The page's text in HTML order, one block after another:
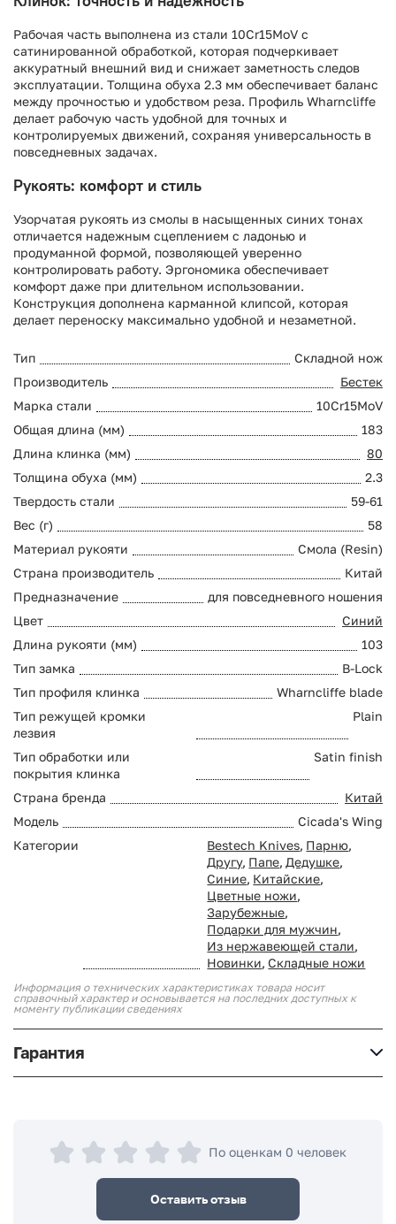
Рабочая часть выполнена из стали 10Cr15MoV с
сатинированной обработкой, которая подчеркивает
аккуратный внешний вид и снижает заметность следов
эксплуатации. Толщина обуха 2.3 мм обеспечивает баланс
между прочностью и удобством реза. Профиль Wharncliffe
делает рабочую часть удобной для точных и
контролируемых движений, сохраняя универсальность в
повседневных задачах.
Рукоять: комфорт и стиль
Узорчатая рукоять из смолы в насыщенных синих тонах
отличается надежным сцеплением с ладонью и
продуманной формой, позволяющей уверенно
контролировать работу. Эргономика обеспечивает
комфорт даже при длительном использовании.
Конструкция дополнена карманной клипсой, которая
делает переноску максимально удобной и незаметной.
Тип
Складной нож
Производитель
Бестек
Марка стали
10Cr15MoV
Общая длина (мм)
183
Длина клинка (мм)
80
Толщина обуха (мм)
2.3
Твердость стали
59-61
Вес (г)
58
Материал рукояти
Смола (Resin)
Страна производитель
Китай
Предназначение
для повседневного ношения
Цвет
Синий
Длина рукояти (мм)
103
Тип замка
B-Lock
Тип профиля клинка
Wharncliffe blade
Тип режущей кромки
лезвия
Plain
Тип обработки или
покрытия клинка
Satin finish
Страна бренда
Китай
Модель
Cicada's Wing
Категории
Bestech Knives, Парню,
Другу, Папе, Дедушке,
Синие, Китайские,
Цветные ножи,
Зарубежные,
Подарки для мужчин,
Из нержавеющей стали,
Новинки, Складные ножи
Информация о технических характеристиках товара носит
справочный характер и основывается на последних доступных к
моменту публикации сведениях
Гарантия
По оценкам 0 человек
Оставить отзыв